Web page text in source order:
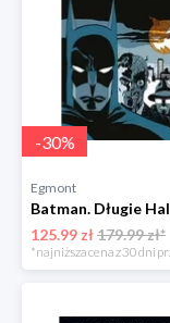
-30%
Egmont
125.99 zł179.99 zł*